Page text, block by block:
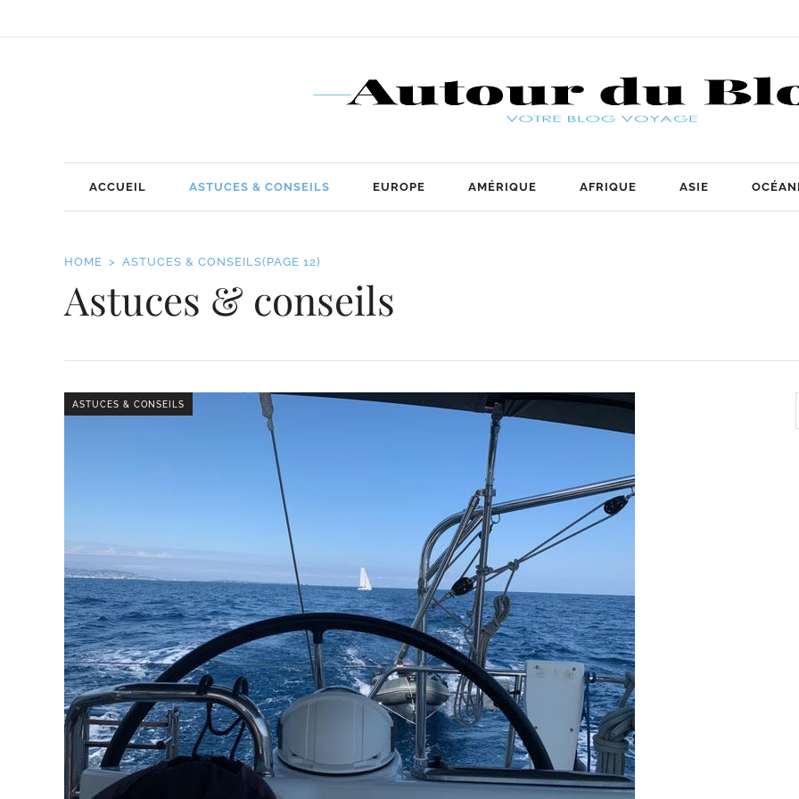
ACCUEIL ASTUCES & CONSEILS EUROPE AMÉRIQUE AFRIQUE ASIE
HOME ASTUCES & CONSEILS(PAGE 12)
Astuces & conseils
ASTUCES & CONSEILS